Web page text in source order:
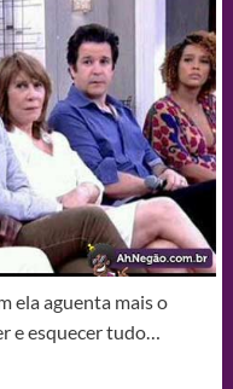
ela aguenta mais o
e esquecer tudo…